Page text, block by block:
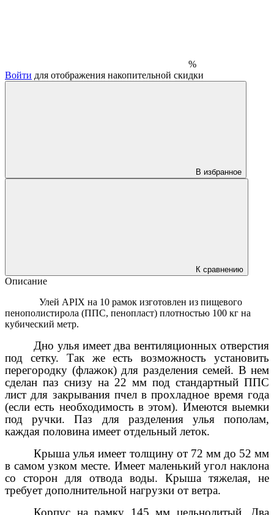
%
Войти для отображения накопительной скидки
В избранное
К сравнению
Описание
Улей APIX на 10 рамок изготовлен из пищевого
пенополистирола (ППС, пенопласт) плотностью 100 кг на
кубический метр.
Дно улья имеет два вентиляционных отверстия
под сетку. Так
же есть возможность установить
перегородку (флажок) для разделения семей. В нем
сделан паз снизу на 22 мм под стандартный ППС
лист для закрывания пчел в прохладное время года
(если есть необходимость в этом). Имеются выемки
под ручки. Паз для разделения улья пополам,
каждая половина имеет отдельный леток.
Крыша улья имеет толщину от 72 мм до 52 мм
в самом узком месте. Имеет маленький угол наклона
со сторон для отвода воды. Крыша тяжелая, не
требует дополнительной нагрузки от ветра.
Корпус на рамку 145 мм цельнолитый. Два